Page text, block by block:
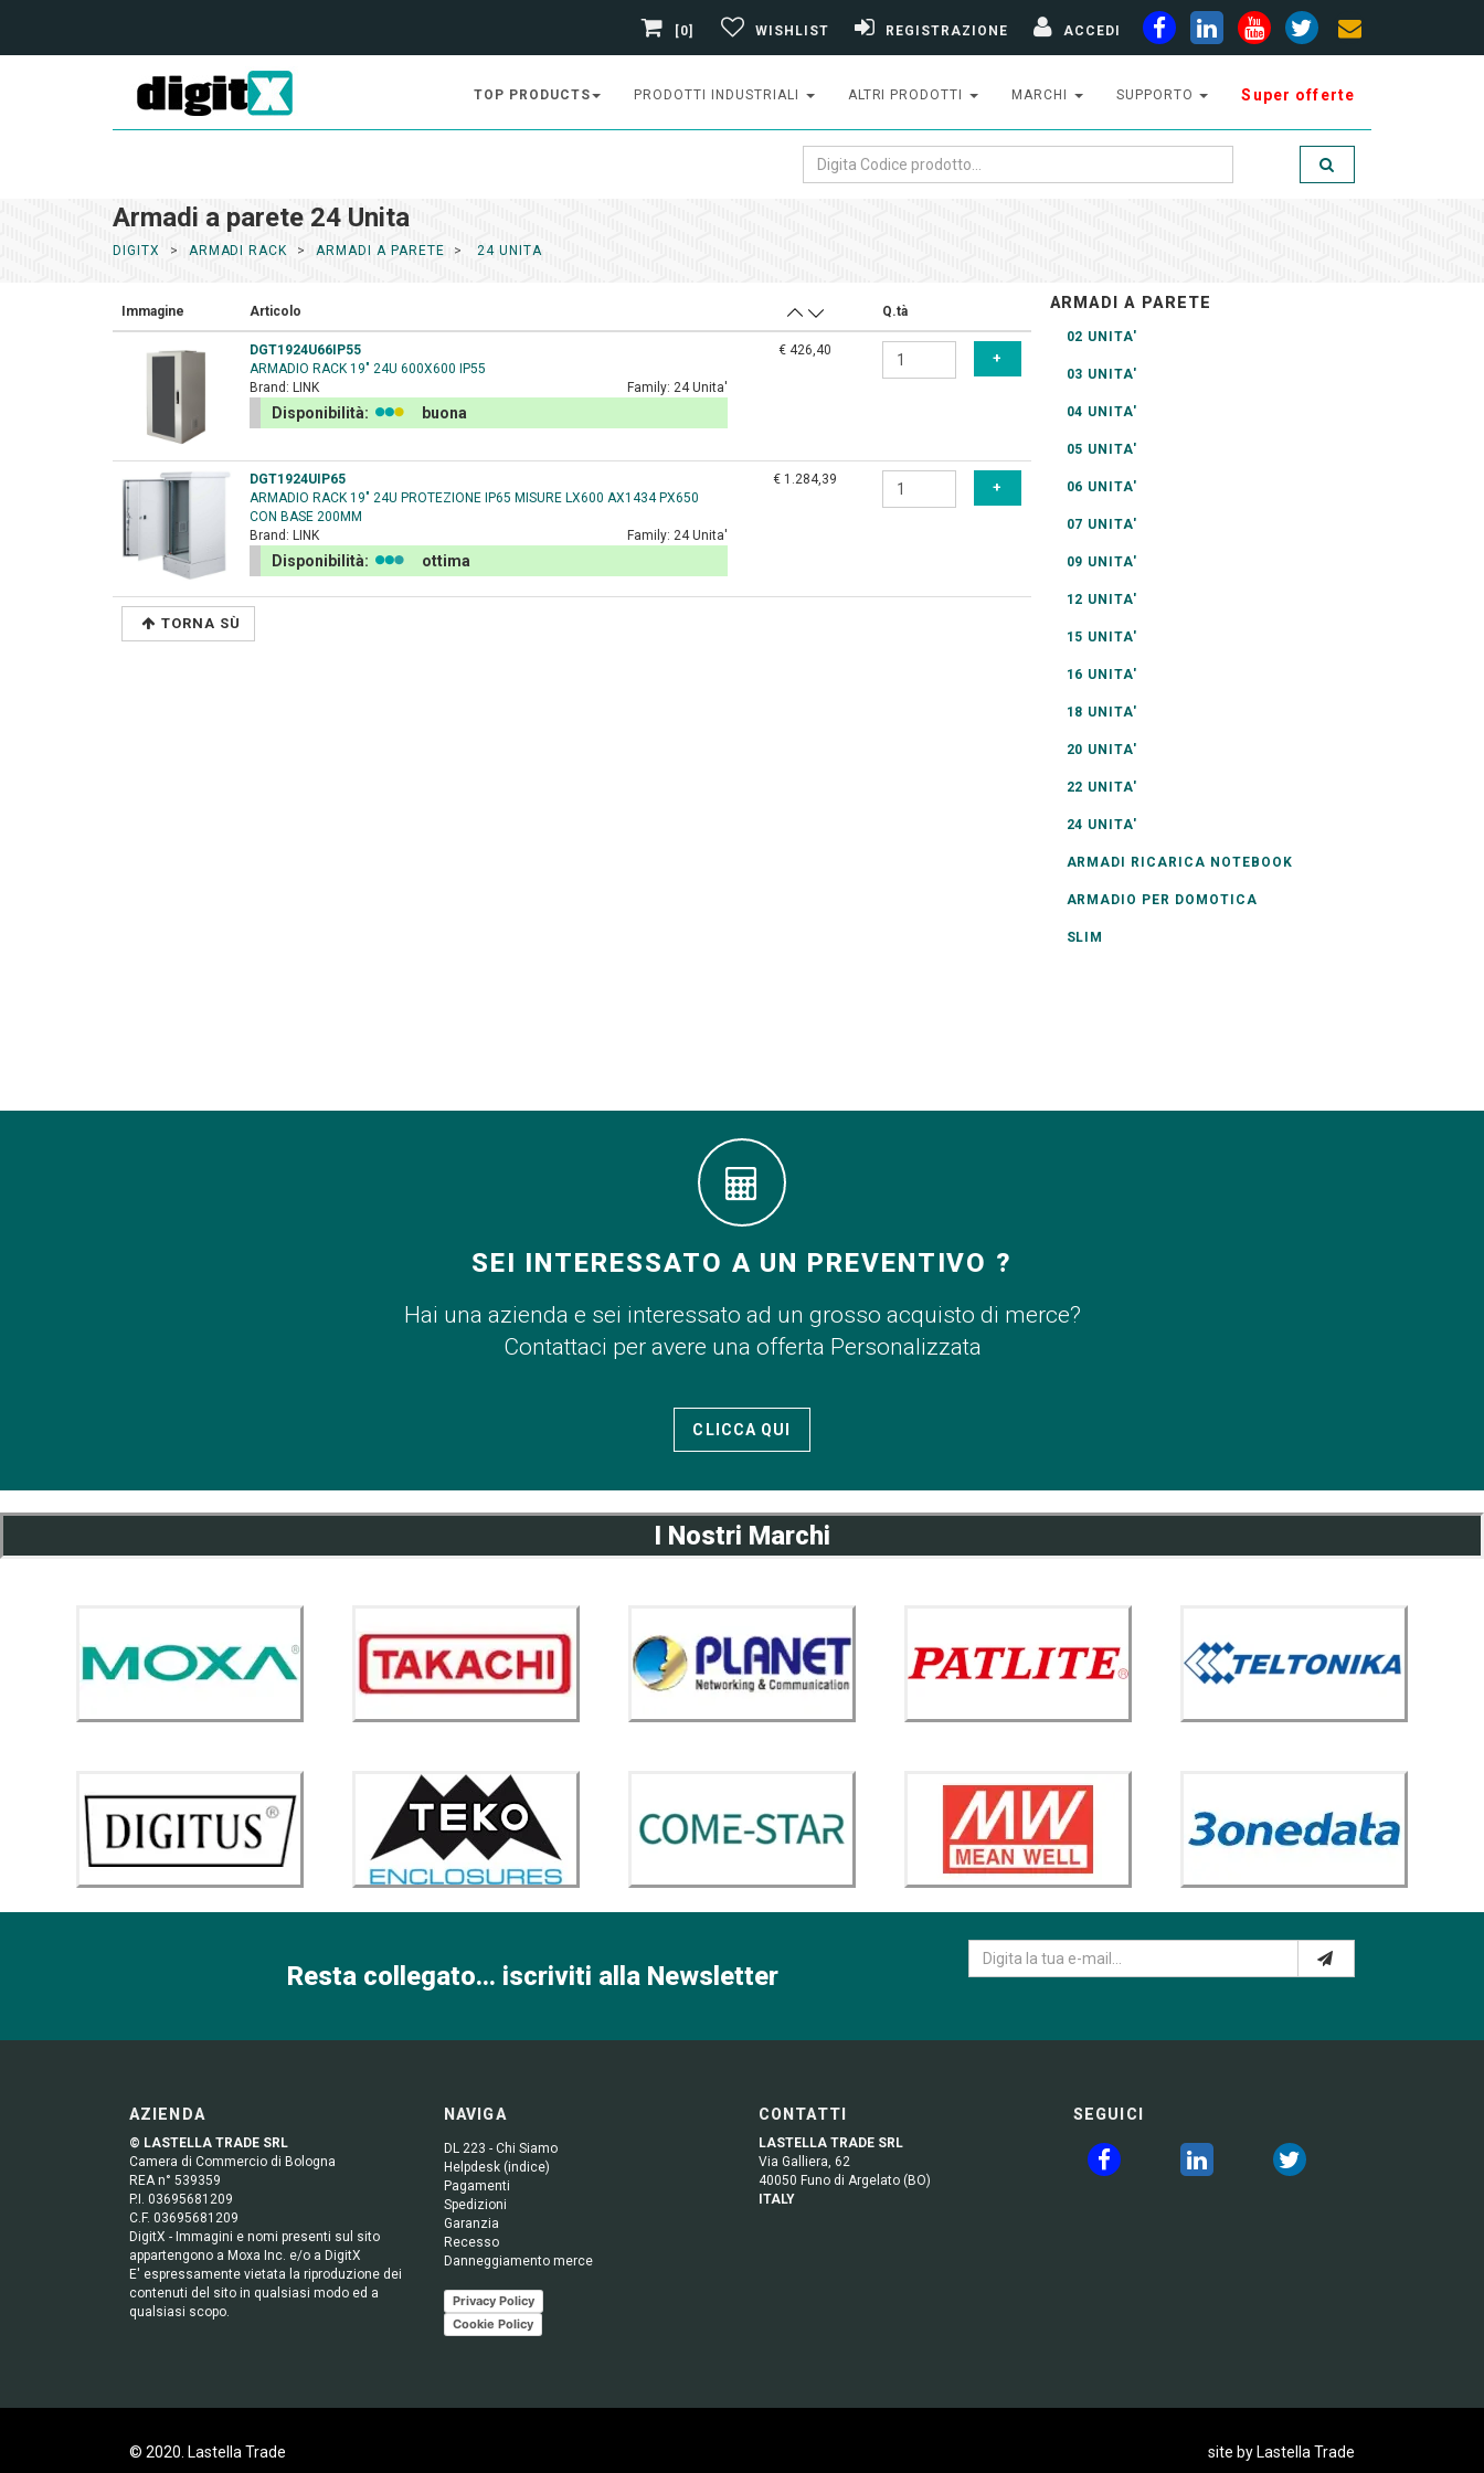
[0] WISHLIST REGISTRAZIONE ACCEDI
TOP PRODUCTS PRODOTTI INDUSTRIALI ALTRI PRODOTTI MARCHI SUPPORTO Super offerte
Armadi a parete 24 Unita
DIGITX ARMADI RACK ARMADI A PARETE 24 UNITA
Immagine Articolo Q.tà
DGT1924U66IP55
ARMADIO RACK 19" 24U 600X600 IP55
Brand: LINK Family: 24 Unita'
Disponibilità: buona
€ 426,40
DGT1924UIP65
ARMADIO RACK 19" 24U PROTEZIONE IP65 MISURE LX600 AX1434 PX650
CON BASE 200MM
Brand: LINK Family: 24 Unita'
Disponibilità: ottima
€ 1.284,39
TORNA SÙ
ARMADI A PARETE
02 UNITA'
03 UNITA'
04 UNITA'
05 UNITA'
06 UNITA'
07 UNITA'
09 UNITA'
12 UNITA'
15 UNITA'
16 UNITA'
18 UNITA'
20 UNITA'
22 UNITA'
24 UNITA'
ARMADI RICARICA NOTEBOOK
ARMADIO PER DOMOTICA
SLIM
SEI INTERESSATO A UN PREVENTIVO ?
Hai una azienda e sei interessato ad un grosso acquisto di merce?
Contattaci per avere una offerta Personalizzata
CLICCA QUI
I Nostri Marchi
Resta collegato... iscriviti alla Newsletter
AZIENDA
© LASTELLA TRADE SRL
Camera di Commercio di Bologna
REA n° 539359
P.I. 03695681209
C.F. 03695681209
DigitX - Immagini e nomi presenti sul sito
appartengono a Moxa Inc. e/o a DigitX
E' espressamente vietata la riproduzione dei
contenuti del sito in qualsiasi modo ed a
qualsiasi scopo.
NAVIGA
DL 223 - Chi Siamo
Helpdesk (indice)
Pagamenti
Spedizioni
Garanzia
Recesso
Danneggiamento merce
Privacy Policy
Cookie Policy
CONTATTI
LASTELLA TRADE SRL
Via Galliera, 62
40050 Funo di Argelato (BO)
ITALY
SEGUICI
© 2020. Lastella Trade site by Lastella Trade